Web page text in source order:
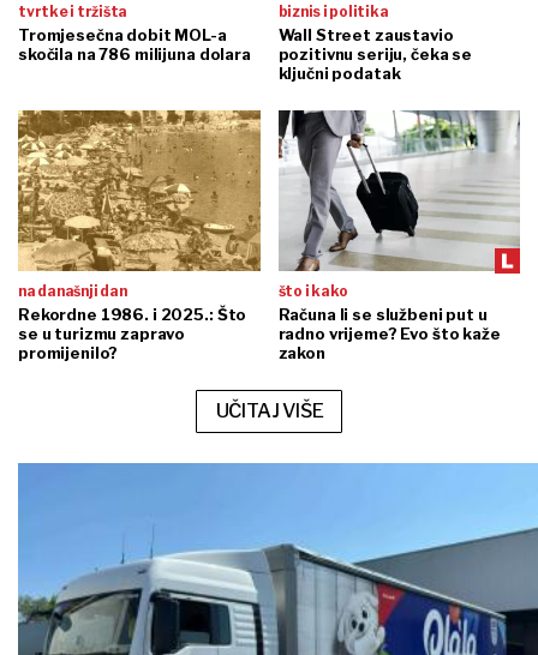
tvrtke i tržišta
Tromjesečna dobit MOL-a
skočila na 786 milijuna dolara
biznis i politika
Wall Street zaustavio
pozitivnu seriju, čeka se
ključni podatak
na današnji dan
Rekordne 1986. i 2025.: Što
se u turizmu zapravo
promijenilo?
što i kako
Računa li se službeni put u
radno vrijeme? Evo što kaže
zakon
UČITAJ VIŠE